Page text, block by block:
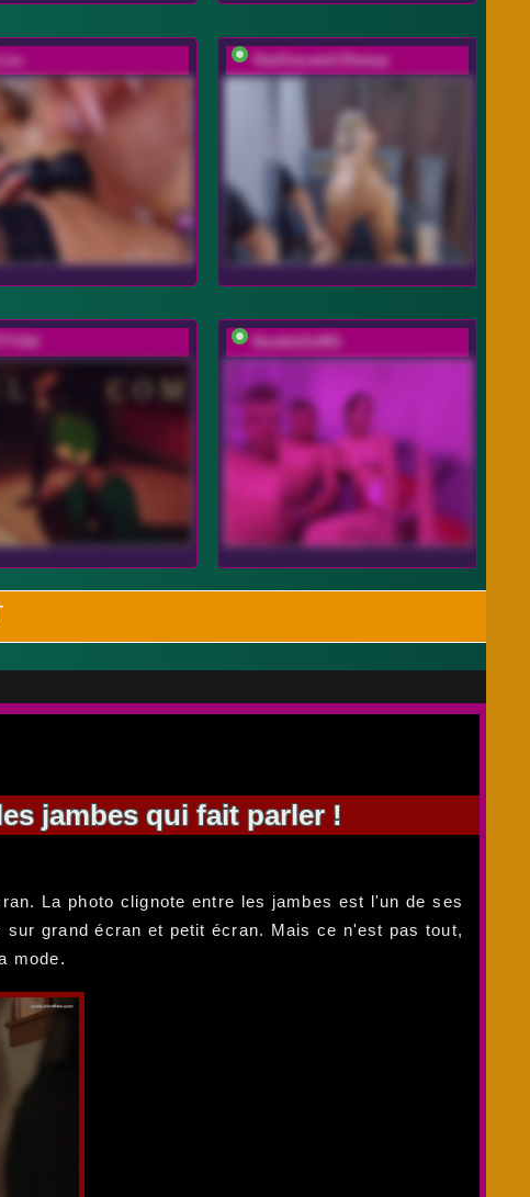
Vasilisa-and-Zhenya
DoubleSs001
jambes qui fait parler !
La photo clignote entre les jambes est l'un de ses
grand écran et petit écran. Mais ce n'est pas tout,
mode.